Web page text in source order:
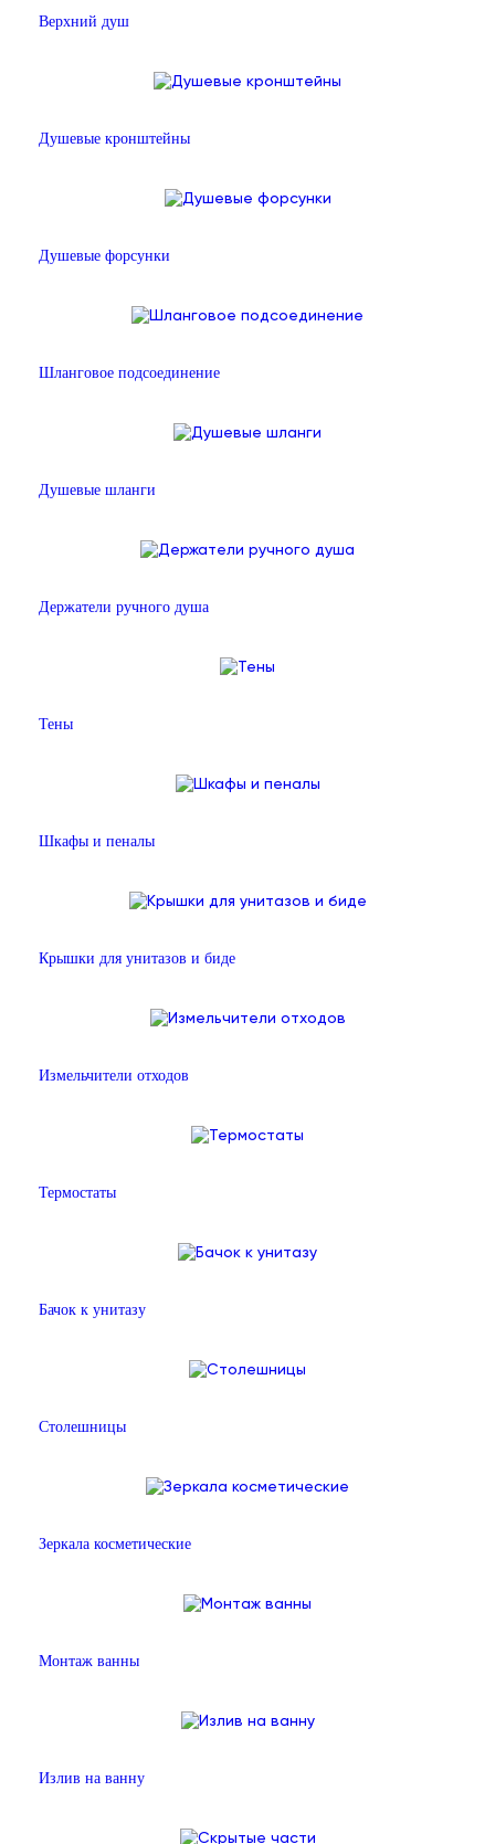
Верхний душ
Душевые кронштейны
Душевые форсунки
Шланговое подсоединение
Душевые шланги
Держатели ручного душа
Тены
Шкафы и пеналы
Крышки для унитазов и биде
Измельчители отходов
Термостаты
Бачок к унитазу
Столешницы
Зеркала косметические
Монтаж ванны
Излив на ванну